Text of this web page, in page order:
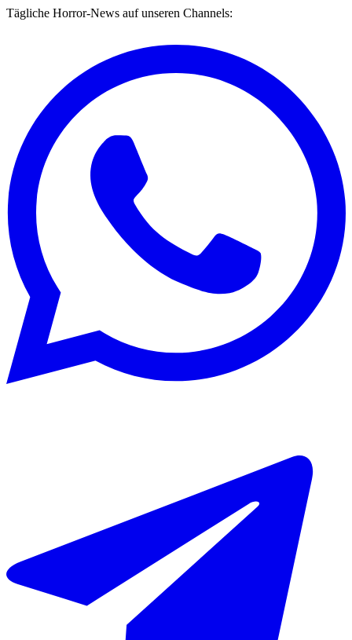
Tägliche Horror-News auf unseren Channels: